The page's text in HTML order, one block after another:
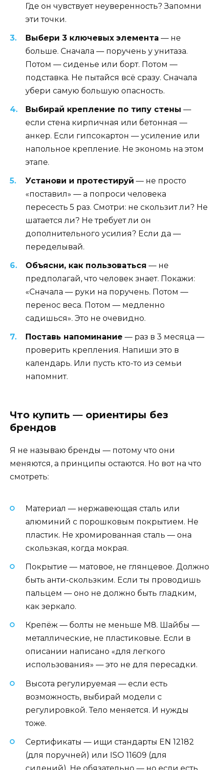
Где он чувствует неуверенность? Запомни
эти точки.
Выбери 3 ключевых элемента — не
больше. Сначала — поручень у унитаза.
Потом — сиденье или борт. Потом —
подставка. Не пытайся всё сразу. Сначала
убери самую большую опасность.
Выбирай крепление по типу стены —
если стена кирпичная или бетонная —
анкер. Если гипсокартон — усиление или
напольное крепление. Не экономь на этом
этапе.
Установи и протестируй — не просто
«поставил» — а попроси человека
пересесть 5 раз. Смотри: не скользит ли? Не
шатается ли? Не требует ли он
дополнительного усилия? Если да —
переделывай.
Объясни, как пользоваться — не
предполагай, что человек знает. Покажи:
«Сначала — руки на поручень. Потом —
перенос веса. Потом — медленно
садишься». Это не очевидно.
Поставь напоминание — раз в 3 месяца —
проверить крепления. Напиши это в
календарь. Или пусть кто-то из семьи
напомнит.
Что купить — ориентиры без
брендов
Я не называю бренды — потому что они
меняются, а принципы остаются. Но вот на что
смотреть:
Материал — нержавеющая сталь или
алюминий с порошковым покрытием. Не
пластик. Не хромированная сталь — она
скользкая, когда мокрая.
Покрытие — матовое, не глянцевое. Должно
быть анти-скользким. Если ты проводишь
пальцем — оно не должно быть гладким,
как зеркало.
Крепёж — болты не меньше М8. Шайбы —
металлические, не пластиковые. Если в
описании написано «для легкого
использования» — это не для пересадки.
Высота регулируемая — если есть
возможность, выбирай модели с
регулировкой. Тело меняется. И нужды
тоже.
Сертификаты — ищи стандарты EN 12182
(для поручней) или ISO 11609 (для